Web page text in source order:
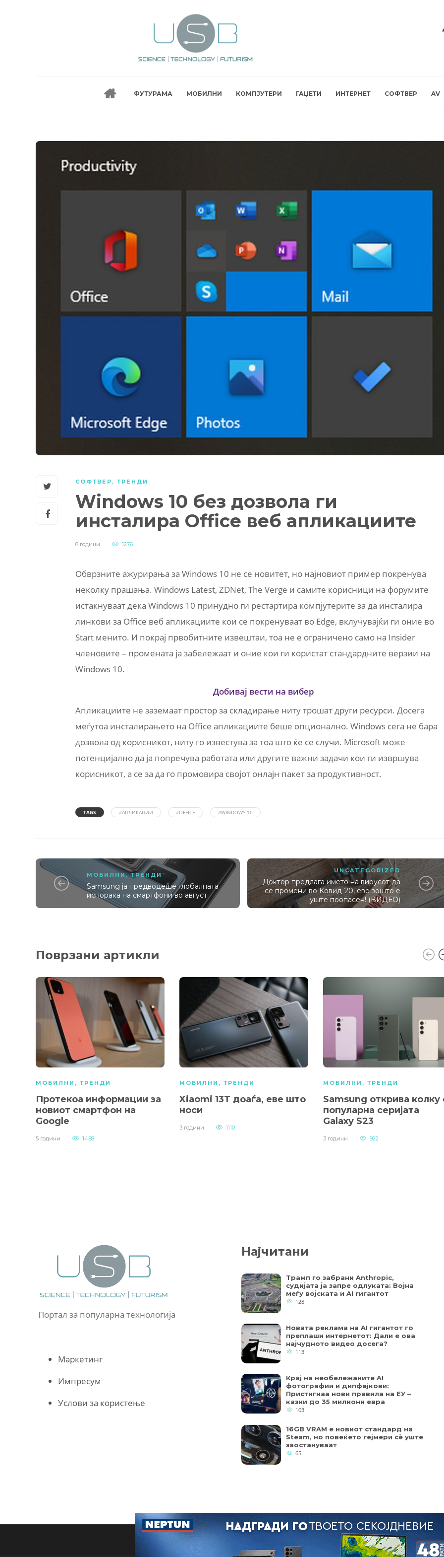
ФУТУРАМА МОБИЛНИ КОМПЈУТЕРИ ГАЏЕТИ ИНТЕРНЕТ СОФТВЕР AV
СОФТВЕР , ТРЕНДИ
Windows 10 без дозвола ги
инсталира Office веб апликациите
6 години 1276
Обврзните ажурирања за Windows 10 не се новитет, но најновиот пример покренува
неколку прашања. Windows Latest, ZDNet, The Verge и самите корисници на форумите
истакнуваат дека Windows 10 принудно ги рестартира компјутерите за да инсталира
линкови за Office веб апликациите кои се покренуваат во Edge, вклучувајќи ги оние во
Start менито. И покрај првобитните извештаи, тоа не е ограничено само на Insider
членовите – промената ја забележаат и оние кои ги користат стандардните верзии на
Windows 10.
Добивај вести на вибер
Апликациите не заземаат простор за складирање ниту трошат други ресурси. Досега
меѓутоа инсталирањето на Office апликациите беше опционално. Windows сега не бара
дозвола од корисникот, ниту го известува за тоа што ќе се случи. Microsoft може
потенцијално да ја попречува работата или другите важни задачи кои ги извршува
корисникот, а се за да го промовира својот онлајн пакет за продуктивност.
TAGS #АПЛИКАЦИИ #OFFICE #WINDOWS 10
МОБИЛНИ,ТРЕНДИ
Samsung ја предводеше глобалната
испорака на смартфони во август
UNCATEGORIZED
Доктор предлага името на вирусот да
се промени во Ковид-20, еве зошто е
уште поопасен! (ВИДЕО)
Поврзани артикли
МОБИЛНИ , ТРЕНДИ
Протекоа информации за
новиот смартфон на
Google
5 години 1458
МОБИЛНИ , ТРЕНДИ
Xiaomi 13T доаѓа, еве што
носи
3 години 1110
МОБИЛНИ , ТРЕНДИ
Samsung открива колку
популарна серијата
Galaxy S23
3 години 922
Портал за популарна технологија
Маркетинг
Импресум
Услови за користење
Најчитани
Трамп го забрани Anthropic,
судијата ја запре одлуката: Војна
меѓу војската и AI гигантот
128
Новата реклама на AI гигантот го
преплаши интернетот: Дали е ова
најчудното видео досега?
113
Крај на необележаните AI
фотографии и дипфејкови:
Пристигнаа нови правила на ЕУ –
казни до 35 милиони евра
103
16GB VRAM е новиот стандард на
Steam, но повеќето гејмери ​​сè уште
заостануваат
65